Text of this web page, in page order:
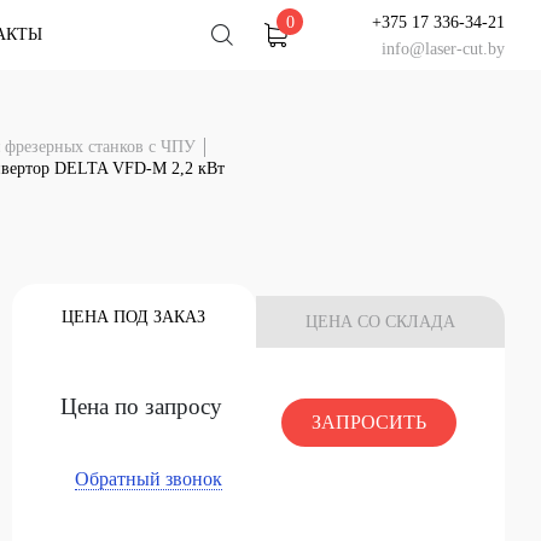
У Вас есть вопрос?
специалисту
0
+375 17 336-34-21
info@laser-cut.by
станков с ЧПУ
DELTA VFD-M 2,2 кВт
ЦЕНА ПОД ЗАКАЗ ЦЕНА СО СКЛАДА
Цена по запросу
ЗАПРОСИТЬ
Обратный звонок